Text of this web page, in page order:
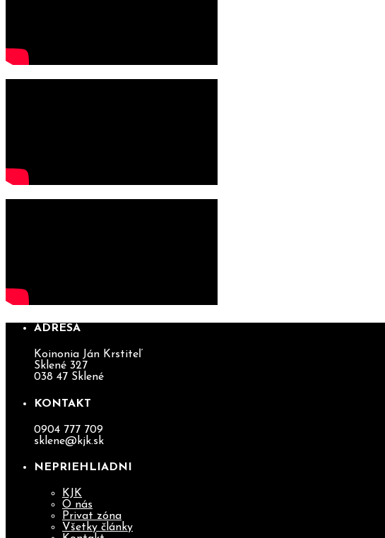
ADRESA
Koinonia Ján Krstiteľ
Sklené 327
038 47 Sklené
KONTAKT
0904 777 709
sklene@kjk.sk
NEPRIEHLIADNI
KJK
O nás
Privat zóna
Všetky články